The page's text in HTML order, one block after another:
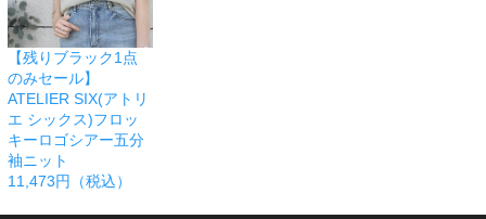
【残りブラック1点
のみセール】
ATELIER SIX(アトリ
エ シックス)フロッ
キーロゴシアー五分
袖ニット
11,473円（税込）